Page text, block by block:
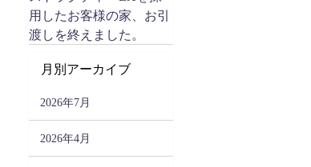
用したお客様の家、お引
渡しを終えました。
月別アーカイブ
2026年7月
2026年4月